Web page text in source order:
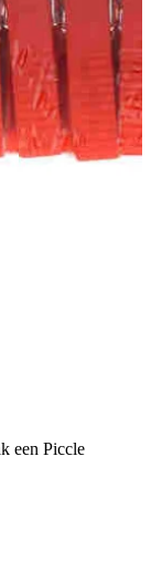
een Piccle